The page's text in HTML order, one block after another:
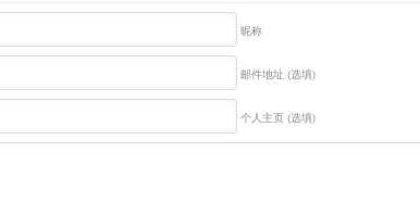
昵称
邮件地址 (选填)
个人主页 (选填)